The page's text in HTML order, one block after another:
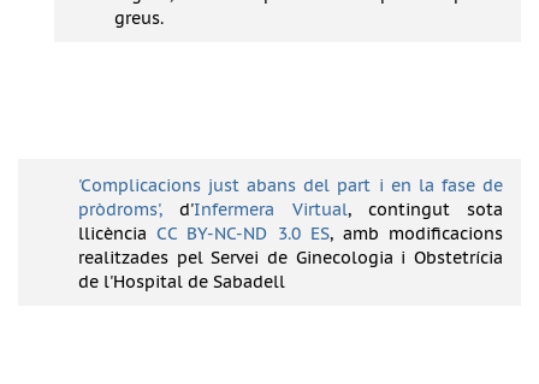
greus.
'Complicacions just abans del part i en la fase de
pròdroms',d'Infermera Virtual, contingut sota
llicènciaCC BY-NC-ND 3.0 ES, amb modificacions
realitzades pel Servei de Ginecologia i Obstetrícia
de l'Hospital de Sabadell